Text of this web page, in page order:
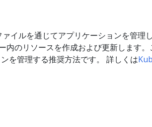
イルを通じてアプリケーションを管理
内のリソースを作成および更新します。
を管理する推奨方法です。 詳しくは